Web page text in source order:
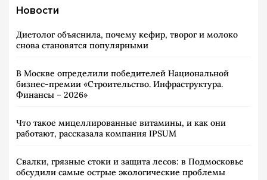
Новости
Диетолог объяснила, почему кефир, творог и молоко
снова становятся популярными
В Москве определили победителей Национальной
бизнес-премии «Строительство. Инфраструктура.
Финансы – 2026»
Что такое мицеллированные витамины, и как они
работают, рассказала компания IPSUM
Свалки, грязные стоки и защита лесов: в Подмосковье
обсудили самые острые экологические проблемы